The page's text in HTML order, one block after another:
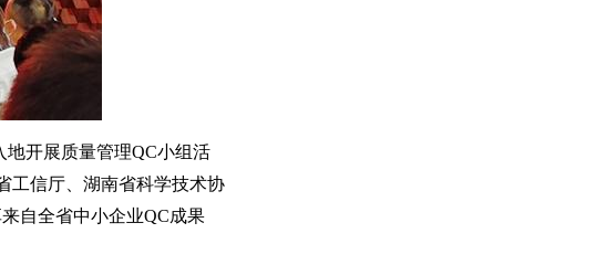
开展质量管理QC小组活
工信厅、湖南省科学技术协
自全省中小企业QC成果